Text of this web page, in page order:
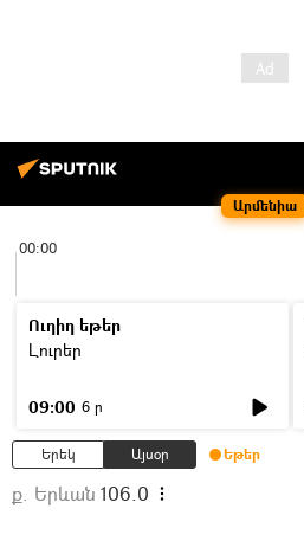
Արմենիա
00:00
Ուղիղ եթեր
Լուրեր
09:00 6 ր
Երեկ Այսօր Եթեր
ք. Երևան 106.0